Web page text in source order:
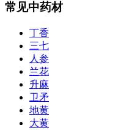
常见中药材
丁香
三七
人参
兰花
升麻
卫矛
地黄
大黄